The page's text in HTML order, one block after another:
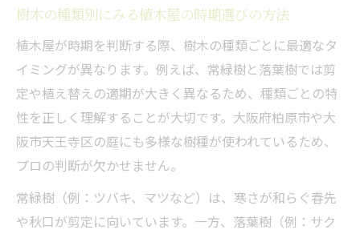
樹木の種類別にみる植木屋の時期選びの方法
植木屋が時期を判断する際、樹木の種類ごとに最適なタ
イミングが異なります。例えば、常緑樹と落葉樹では剪
定や植え替えの適期が大きく異なるため、種類ごとの特
性を正しく理解することが大切です。大阪府柏原市や大
阪市天王寺区の庭にも多様な樹種が使われているため、
プロの判断が欠かせません。
常緑樹（例：ツバキ、マツなど）は、寒さが和らぐ春先
や秋口が剪定に向いています。一方、落葉樹（例：サク